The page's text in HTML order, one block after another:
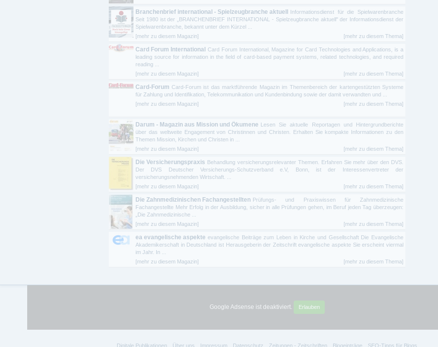
Branchenbrief international - Spielzeugbranche aktuell
Informationsdienst für die Spielwarenbranche
Seit 1980 ist der „BRANCHENBRIEF INTERNATIONAL - Spielzeugbranche aktuell" der Informationsdienst der
Spielwarenbranche, bekannt unter dem Kürzel ...
[mehr zu diesem Magazin]
[mehr zu diesem Thema]
Card Forum International
Card Forum International, Magazine for Card Technologies and Applications, is a
leading source for information in the field of card-based payment systems, related technologies, and required
reading ...
[mehr zu diesem Magazin]
[mehr zu diesem Thema]
Card-Forum Card-Forum ist das marktführende Magazin im Themenbereich der kartengestützten Systeme
für Zahlung und Identifikation, Telekommunikation und Kundenbindung sowie der damit verwandten und ...
[mehr zu diesem Magazin]
[mehr zu diesem Thema]
Darum - Magazin aus Mission und Ökumene
Lesen Sie aktuelle Reportagen und Hintergrundberichte
über das weltweite Engagement von Christinnen und Christen. Erhalten Sie kompakte Informationen zu den
Themen Mission, Kirchen und Christen in ...
[mehr zu diesem Magazin]
[mehr zu diesem Thema]
Die Versicherungspraxis Behandlung versicherungsrelevanter Themen. Erfahren Sie mehr über den DVS.
Der DVS Deutscher Versicherungs-Schutzverband e.V, Bonn, ist der Interessenvertreter der
versicherungsnehmenden Wirtschaft. ...
[mehr zu diesem Magazin]
[mehr zu diesem Thema]
Die Zahnmedizinischen Fachangestellten Prüfungs- und Praxiswissen für Zahnmedizinische
Fachangestellte Mehr Erfolg in der Ausbildung, sicher in alle Prüfungen gehen, im Beruf jeden Tag überzeugen:
„Die Zahnmedizinische ...
[mehr zu diesem Magazin]
[mehr zu diesem Thema]
ea evangelische aspekte evangelische Beiträge zum Leben in Kirche und Gesellschaft Die Evangelische
Akademikerschaft in Deutschland ist Herausgeberin der Zeitschrift evangelische aspekte Sie erscheint viermal
im Jahr. In ...
[mehr zu diesem Magazin]
[mehr zu diesem Thema]
Google Adsense ist deaktiviert. Erlauben
Digitale Publikationen Über uns Impressum Datenschutz Zeitungen - Zeitschriften Blogeinträge SEO-Tipps für Blogs